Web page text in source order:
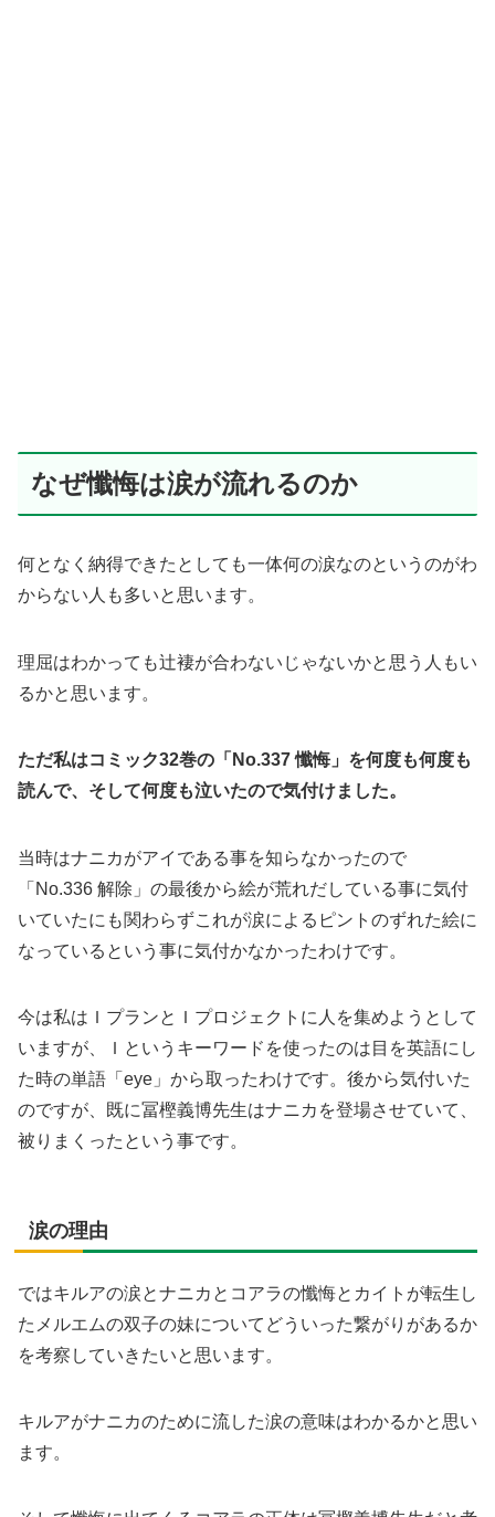
なぜ懺悔は涙が流れるのか
何となく納得できたとしても一体何の涙なのというのがわ
からない人も多いと思います。
理屈はわかっても辻褄が合わないじゃないかと思う人もい
るかと思います。
ただ私はコミック32巻の「No.337 懺悔」を何度も何度も
読んで、そして何度も泣いたので気付けました。
当時はナニカがアイである事を知らなかったので
「No.336 解除」の最後から絵が荒れだしている事に気付
いていたにも関わらずこれが涙によるピントのずれた絵に
なっているという事に気付かなかったわけです。
今は私はＩプランとＩプロジェクトに人を集めようとして
いますが、Ｉというキーワードを使ったのは目を英語にし
た時の単語「eye」から取ったわけです。後から気付いた
のですが、既に冨樫義博先生はナニカを登場させていて、
被りまくったという事です。
涙の理由
ではキルアの涙とナニカとコアラの懺悔とカイトが転生し
たメルエムの双子の妹についてどういった繋がりがあるか
を考察していきたいと思います。
キルアがナニカのために流した涙の意味はわかるかと思い
ます。